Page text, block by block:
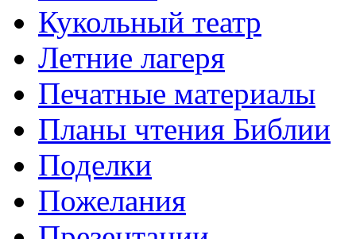
Кукольный театр
Летние лагеря
Печатные материалы
Планы чтения Библии
Поделки
Пожелания